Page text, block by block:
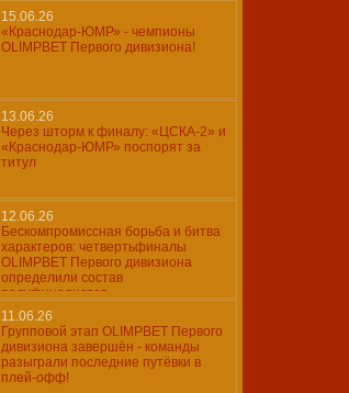
15.06.26
«Краснодар-ЮМР» - чемпионы
OLIMPBET Первого дивизиона!
13.06.26
Через шторм к финалу: «ЦСКА-2» и
«Краснодар-ЮМР» поспорят за
титул
12.06.26
Бескомпромиссная борьба и битва
характеров: четвертьфиналы
OLIMPBET Первого дивизиона
определили состав
полуфиналистов
11.06.26
Групповой этап OLIMPBET Первого
дивизиона завершён - команды
разыграли последние путёвки в
плей-офф!